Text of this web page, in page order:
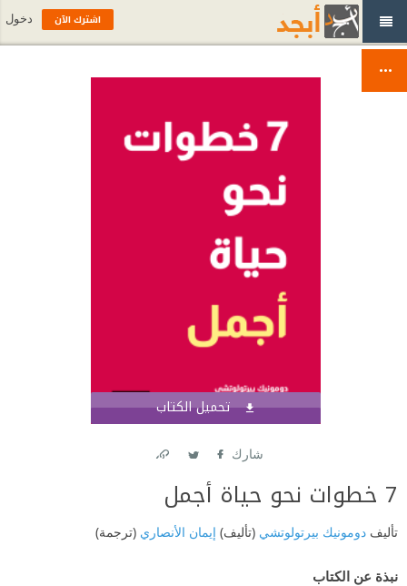
تحميل الكتاب
شارك
7 خطوات نحو حياة أجمل
تأليف دومونيك بيرتولوتشي (تأليف) إيمان الأنصاري (ترجمة)
نبذة عن الكتاب
اشترك الآن دخول